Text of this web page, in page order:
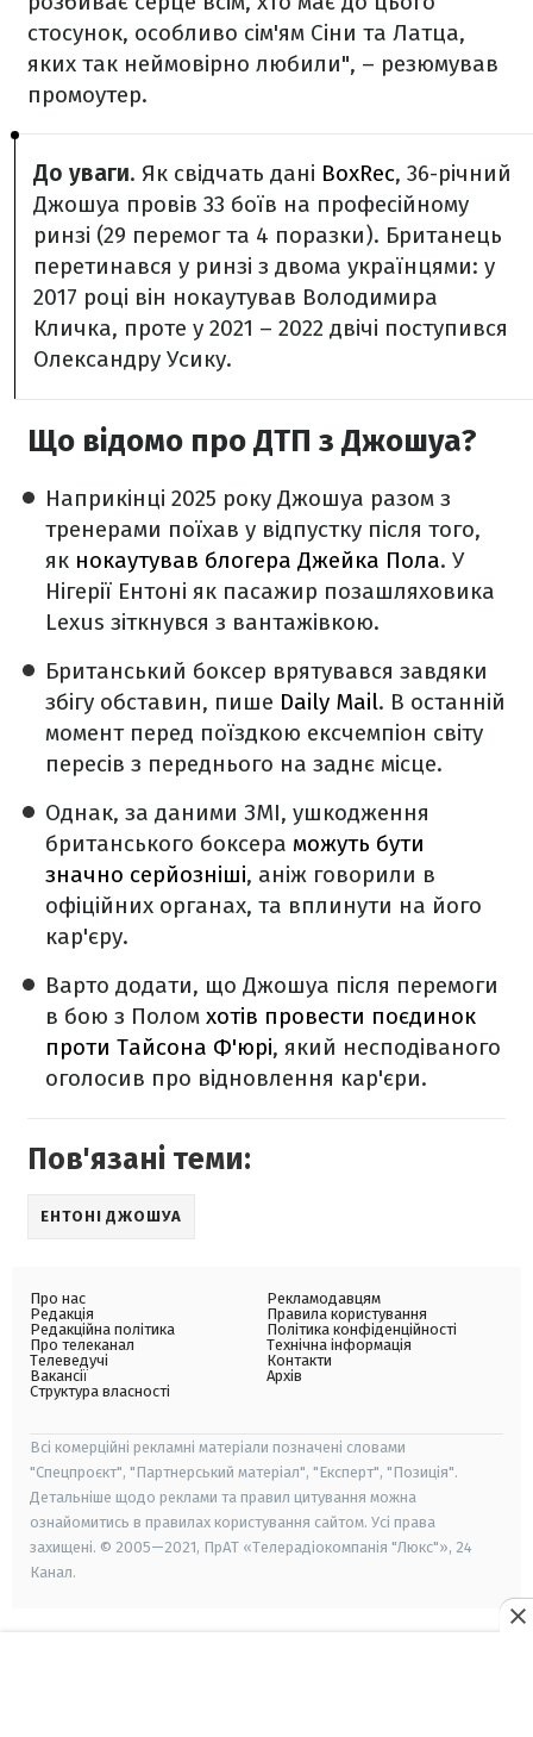
стосунок, особливо сім'ям Сіни та Латца,
яких так неймовірно любили", – резюмував
промоутер.
До уваги. Як свідчать дані BoxRec, 36-річний
Джошуа провів 33 боїв на професійному
ринзі (29 перемог та 4 поразки). Британець
перетинався у ринзі з двома українцями: у
2017 році він нокаутував Володимира
Кличка, проте у 2021 – 2022 двічі поступився
Олександру Усику.
Що відомо про ДТП з Джошуа?
Наприкінці 2025 року Джошуа разом з
тренерами поїхав у відпустку після того,
як нокаутував блогера Джейка Пола. У
Нігерії Ентоні як пасажир позашляховика
Lexus зіткнувся з вантажівкою.
Британський боксер врятувався завдяки
збігу обставин, пише Daily Mail. В останній
момент перед поїздкою ексчемпіон світу
пересів з переднього на заднє місце.
Однак, за даними ЗМІ, ушкодження
британського боксера можуть бути
значно серйозніші, аніж говорили в
офіційних органах, та вплинути на його
кар'єру.
Варто додати, що Джошуа після перемоги
в бою з Полом хотів провести поєдинок
проти Тайсона Ф'юрі, який несподіваного
оголосив про відновлення кар'єри.
Пов'язані теми:
ЕНТОНІ ДЖОШУА
Про нас
Редакція
Редакційна політика
Про телеканал
Телеведучі
Вакансії
Структура власності
Рекламодавцям
Правила користування
Політика конфіденційності
Технічна інформація
Контакти
Архів
Всі комерційні рекламні матеріали позначені словами
"Спецпроєкт", "Партнерський матеріал", "Експерт", "Позиція".
Детальніше щодо реклами та правил цитування можна
ознайомитись в правилах користування сайтом. Усі права
захищені. © 2005—2021, ПрАТ «Телерадіокомпанія "Люкс"», 24
Канал.